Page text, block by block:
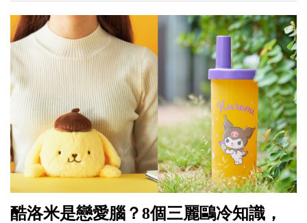
酷洛米是戀愛腦？8個三麗鷗冷知識，